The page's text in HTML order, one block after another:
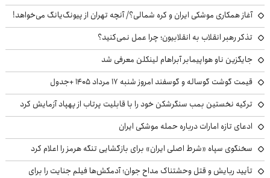
آغاز همکاری موشکی ایران و کره شمالی؟/ آنچه تهران از پیونگ‌یانگ می‌خواهد!
تذکر رهبر انقلاب به انقلابیون؛ چرا عمل نمی‌کنید؟
جایگزین ناو هواپیمابر آبراهام لینکلن معرفی شد
قیمت گوشت گوساله و گوسفند امروز شنبه ۱۷ مرداد ۱۴۰۵ +جدول
ترکیه نخستین بمب سنگرشکن خود را با قابلیت پرتاب از پهپاد آزمایش کرد
ادعای تازه امارات درباره حمله موشکی ایران
سخنگوی سپاه «شرط اصلی ایران» برای بازگشایی تنگه هرمز را اعلام کرد
تأیید ربایش و قتل وحشتناک مداح جوان؛ آدمکش‌ها فیلم جنایت را برای